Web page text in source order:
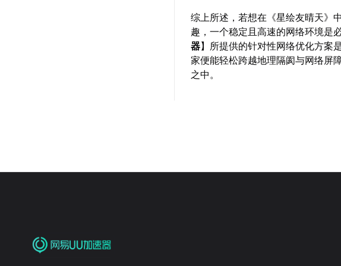
综上所述，若想在《星绘友晴天》
趣，一个稳定且高速的网络环境是
器】所提供的针对性网络优化方案
家便能轻松跨越地理隔阂与网络屏
之中。